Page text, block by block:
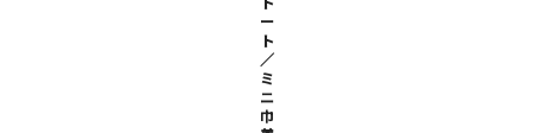
ー
ト
／
ミ
ニ
巾